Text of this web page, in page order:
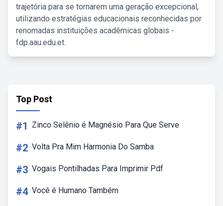
trajetória para se tornarem uma geração excepcional,
utilizando estratégias educacionais reconhecidas por
renomadas instituições acadêmicas globais -
fdp.aau.edu.et.
Top Post
#1 Zinco Selênio é Magnésio Para Que Serve
#2 Volta Pra Mim Harmonia Do Samba
#3 Vogais Pontilhadas Para Imprimir Pdf
#4 Você é Humano Também